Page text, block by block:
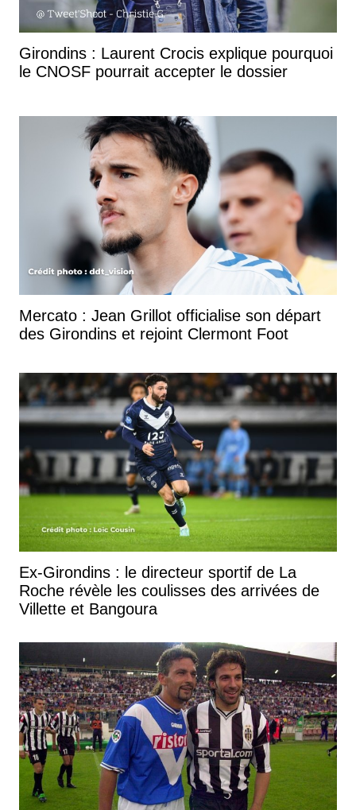
Girondins : Laurent Crocis explique pourquoi
le CNOSF pourrait accepter le dossier
Mercato : Jean Grillot officialise son départ
des Girondins et rejoint Clermont Foot
Ex-Girondins : le directeur sportif de La
Roche révèle les coulisses des arrivées de
Villette et Bangoura